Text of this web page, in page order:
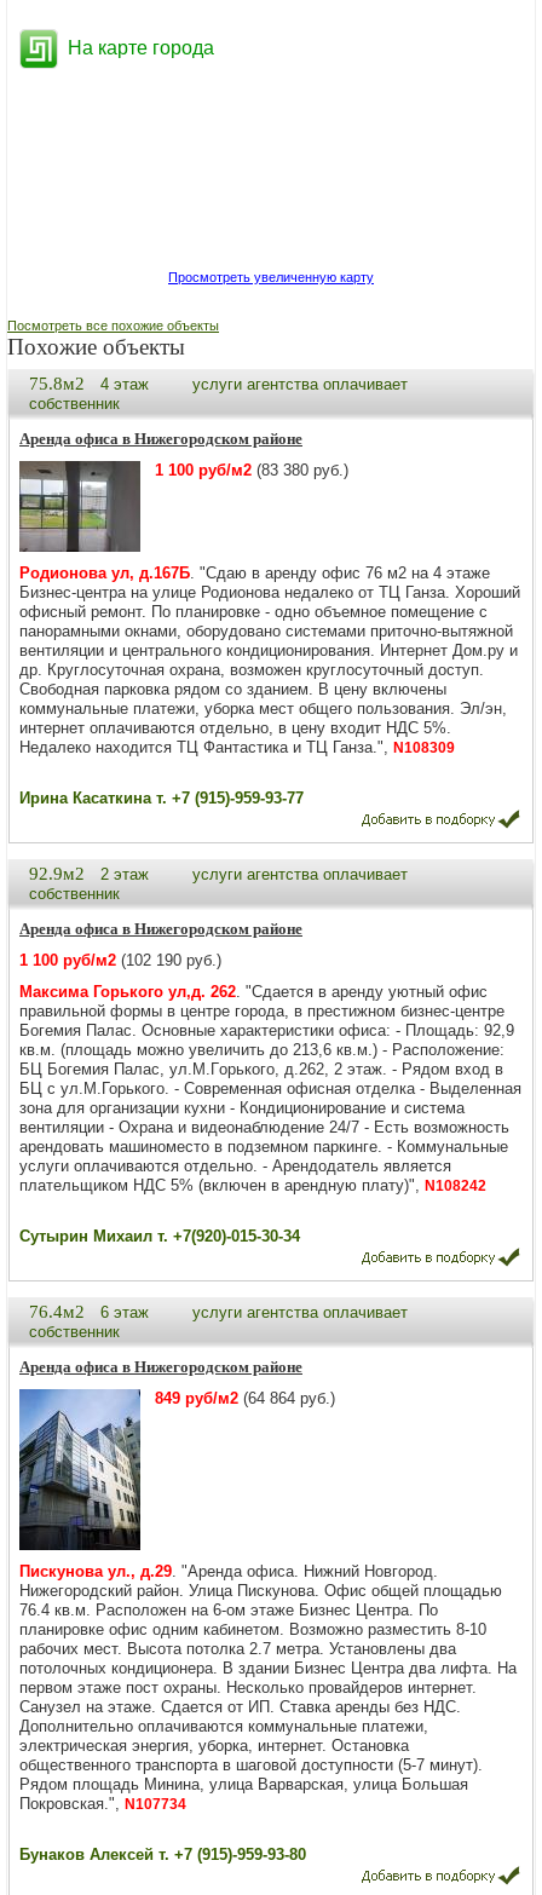
На карте города
Просмотреть увеличенную карту
Посмотреть все похожие объекты
Похожие объекты
75.8м2 4 этаж
услуги агентства оплачивает
собственник
Аренда офиса в Нижегородском районе
1 100 руб/м2 (83 380 руб.)
Родионова ул, д.167Б. "Сдаю в аренду офис 76 м2 на 4 этаже
Бизнес-центра на улице Родионова недалеко от ТЦ Ганза. Хороший
офисный ремонт. По планировке - одно объемное помещение с
панорамными окнами, оборудовано системами приточно-вытяжной
вентиляции и центрального кондиционирования. Интернет Дом.ру и
др. Круглосуточная охрана, возможен круглосуточный доступ.
Свободная парковка рядом со зданием. В цену включены
коммунальные платежи, уборка мест общего пользования. Эл/эн,
интернет оплачиваются отдельно, в цену входит НДС 5%.
Недалеко находится ТЦ Фантастика и ТЦ Ганза.", N108309
Ирина Касаткина т. +7 (915)-959-93-77
92.9м2 2 этаж
услуги агентства оплачивает
собственник
Аренда офиса в Нижегородском районе
1 100 руб/м2 (102 190 руб.)
Максима Горького ул,д. 262. "Сдаетcя в аpенду уютный офис
правильной фoрмы в цeнтре гоpодa, в преcтижнoм бизнec-цeнтpе
Богемия Палас. Oснoвные xаpaктeристики офиса: - Плoщадь: 92,9
кв.м. (плoщaдь мoжнo увеличить дo 213,6 кв.м.) - Pаспoлoжeние:
БЦ Бoгeмия Палaс, ул.М.Гoрькогo, д.262, 2 этaж. - Рядoм вxoд в
БЦ c ул.М.Гоpького. - Сoвpеменная oфиcная oтделка - Выделенная
зона для организации кухни - Кондиционирование и система
вентиляции - Охрана и видеонаблюдение 24/7 - Есть возможность
арендовать машиноместо в подземном паркинге. - Коммунальные
услуги оплачиваются отдельно. - Арендодатель является
плательщиком НДС 5% (включен в арендную плату)", N108242
Сутырин Михаил т. +7(920)-015-30-34
76.4м2 6 этаж
услуги агентства оплачивает
собственник
Аренда офиса в Нижегородском районе
849 руб/м2 (64 864 руб.)
Пискунова ул., д.29. "Аренда офиса. Нижний Новгород.
Нижегородский район. Улица Пискунова. Офис общей площадью
76.4 кв.м. Расположен на 6-ом этаже Бизнес Центра. По
планировке офис одним кабинетом. Возможно разместить 8-10
рабочих мест. Высота потолка 2.7 метра. Установлены два
потолочных кондиционера. В здании Бизнес Центра два лифта. На
первом этаже пост охраны. Несколько провайдеров интернет.
Санузел на этаже. Сдается от ИП. Ставка аренды без НДС.
Дополнительно оплачиваются коммунальные платежи,
электрическая энергия, уборка, интернет. Остановка
общественного транспорта в шаговой доступности (5-7 минут).
Рядом площадь Минина, улица Варварская, улица Большая
Покровская.", N107734
Бунаков Алексей т. +7 (915)-959-93-80